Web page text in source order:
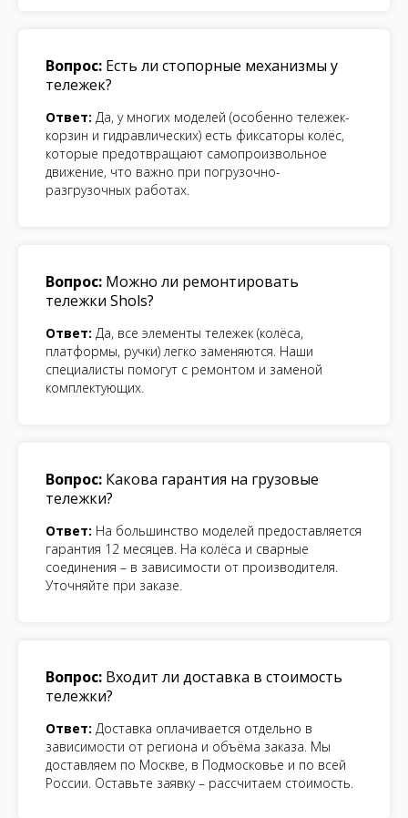
Вопрос: Есть ли стопорные механизмы у
тележек?
Ответ: Да, у многих моделей (особенно тележек-
корзин и гидравлических) есть фиксаторы колёс,
которые предотвращают самопроизвольное
движение, что важно при погрузочно-
разгрузочных работах.
Вопрос: Можно ли ремонтировать
тележки Shols?
Ответ: Да, все элементы тележек (колёса,
платформы, ручки) легко заменяются. Наши
специалисты помогут с ремонтом и заменой
комплектующих.
Вопрос: Какова гарантия на грузовые
тележки?
Ответ: На большинство моделей предоставляется
гарантия 12 месяцев. На колёса и сварные
соединения – в зависимости от производителя.
Уточняйте при заказе.
Вопрос: Входит ли доставка в стоимость
тележки?
Ответ: Доставка оплачивается отдельно в
зависимости от региона и объёма заказа. Мы
доставляем по Москве, в Подмосковье и по всей
России. Оставьте заявку – рассчитаем стоимость.